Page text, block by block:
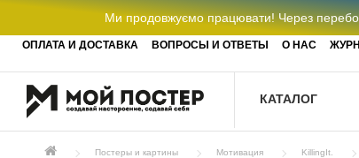
Ми продовжуємо працювати! Через
ОПЛАТА И ДОСТАВКА ВОПРОСЫ И ОТВЕТЫ О НАС
КАТАЛОГ
Постеры и картины Мотивация KillingIt.